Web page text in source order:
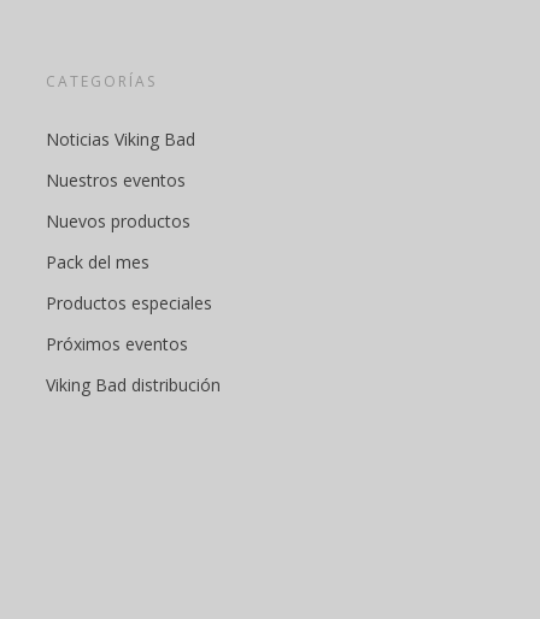
CATEGORÍAS
Noticias Viking Bad
Nuestros eventos
Nuevos productos
Pack del mes
Productos especiales
Próximos eventos
Viking Bad distribución